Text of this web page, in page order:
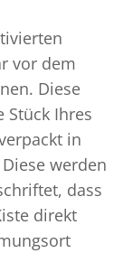
vor dem
Diese
Stück Ihres
in
werden
dass
direkt